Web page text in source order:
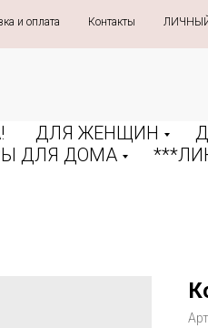
и оплата Контакты
ДЛЯ ЖЕНЩИН
ДЛЯ ДОМА